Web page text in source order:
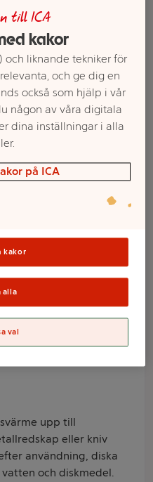
Hjärta
upp till
eller kniv
användning, diska
och diskmedel.
handla
till ICA
kakor
och liknande tekniker för
och ge dig en
också som hjälp i vår
någon av våra digitala
dina inställningar i alla
på ICA
kakor
alla
val